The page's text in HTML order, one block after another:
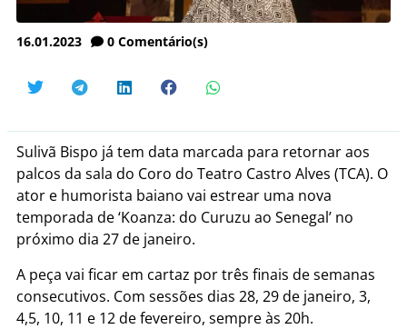
16.01.2023 0 Comentário(s)
Sulivã Bispo já tem data marcada para retornar aos
palcos da sala do Coro do Teatro Castro Alves (TCA). O
ator e humorista baiano vai estrear uma nova
temporada de ‘Koanza: do Curuzu ao Senegal’ no
próximo dia 27 de janeiro.
A peça vai ficar em cartaz por três finais de semanas
consecutivos. Com sessões dias 28, 29 de janeiro, 3,
4,5, 10, 11 e 12 de fevereiro, sempre às 20h.